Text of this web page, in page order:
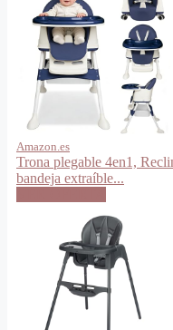
Amazon.es
Trona plegable 4en1,
bandeja extraíble...